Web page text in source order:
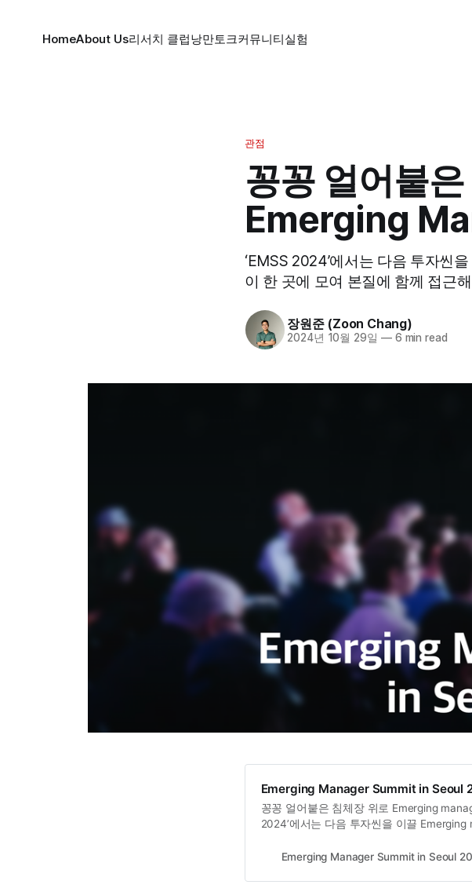
HomeAbout Us리서치 클럽낭만토크커뮤니티실험
관점
꽁꽁 얼어붙
Emerging
‘EMSS 2024’에서는 다음 투자씬
이 한 곳에 모여 본질에 함께 접근
장원준 (Zoon Chang)
2024년 10월 29일 —6 min read
Emerging Manager Summit in Seoul
꽁꽁 얼어붙은 침체장 위로 Emerging
2024’에서는 다음 투자씬을 이끌
Emerging Manager Summit in Seoul